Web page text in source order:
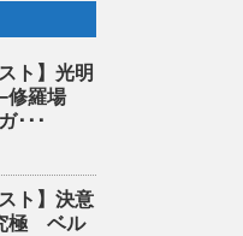
ト】光明
修羅場
･･･
ト】決意
極 ベル